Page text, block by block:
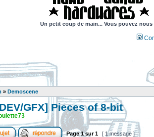
Un petit coup de main... Vous pouvez
» Demoscene
GFX] Pieces of 8-bit
Page1sur1 [ 1 message ]